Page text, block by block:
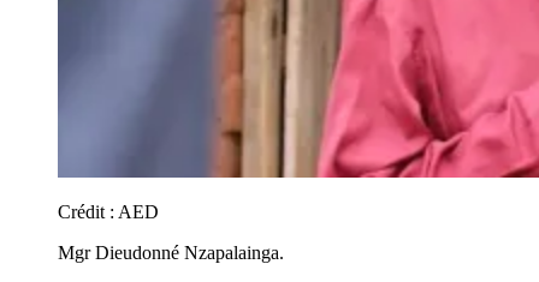
Crédit : AED
Mgr Dieudonné Nzapalainga.